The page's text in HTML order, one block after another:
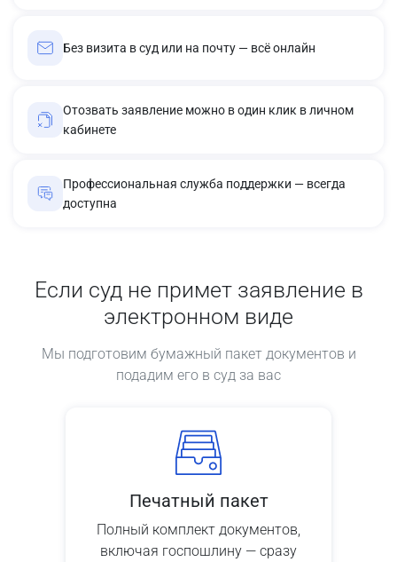
Без визита в суд или на почту — всё онлайн
Отозвать заявление можно в один клик в личном
кабинете
Профессиональная служба поддержки — всегда
доступна
Если суд не примет заявление в
электронном виде
Мы подготовим бумажный пакет документов и
подадим его в суд за вас
Печатный пакет
Полный комплект документов,
включая госпошлину — сразу